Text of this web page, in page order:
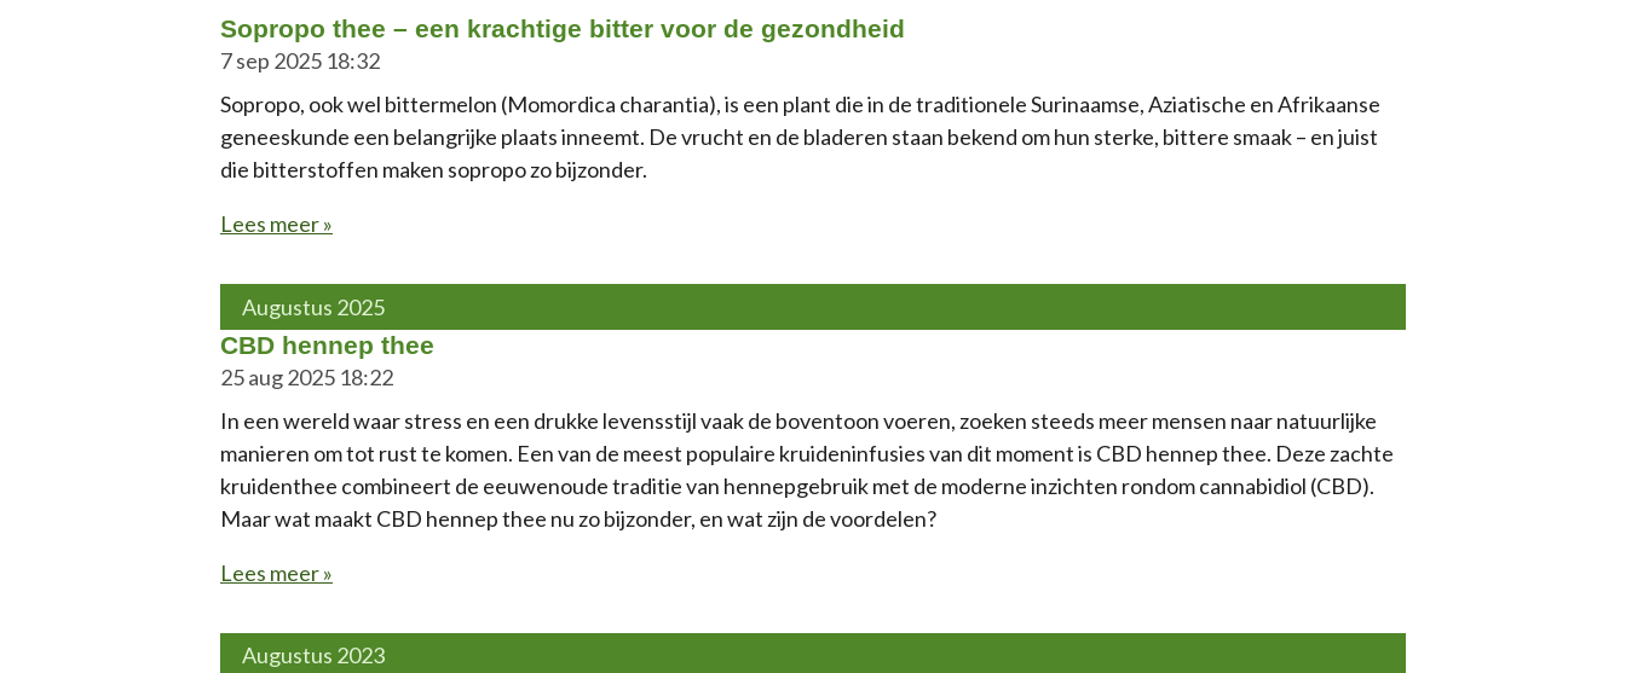
Sopropo thee – een krachtige bitter voor de gezondheid
7 sep 2025 18:32
Sopropo, ook wel bittermelon (Momordica charantia), is een plant die in de traditionele Surinaamse, Aziatische en Afrikaanse
geneeskunde een belangrijke plaats inneemt. De vrucht en de bladeren staan bekend om hun sterke, bittere smaak – en juist
die bitterstoffen maken sopropo zo bijzonder.
Lees meer »
Augustus 2025
CBD hennep thee
25 aug 2025 18:22
In een wereld waar stress en een drukke levensstijl vaak de boventoon voeren, zoeken steeds meer mensen naar natuurlijke
manieren om tot rust te komen. Een van de meest populaire kruideninfusies van dit moment is CBD hennep thee. Deze zachte
kruidenthee combineert de eeuwenoude traditie van hennepgebruik met de moderne inzichten rondom cannabidiol (CBD).
Maar wat maakt CBD hennep thee nu zo bijzonder, en wat zijn de voordelen?
Lees meer »
Augustus 2023